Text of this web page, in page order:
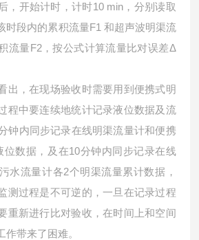
，开始计时，计时10 min，分别读取
时段内的累积流量F1 和超声波明渠流
流量F2，按公式计算流量比对误差Δ
出，在现场验收时需要用到便携式明
程中要连续地统计记录液位数据及流
钟内同步记录在线明渠流量计和便携
位数据，及在10分钟内同步记录在线
水流量计各2个明渠流量累计数据，
测过程是不可逆的，一旦在记录过程
重新进行比对验收，在时间上和空间
作带来了困难。